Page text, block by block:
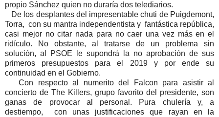
propio Sánchez quien no duraría dos telediarios.
De los desplantes del impresentable chuti de Puigdemont,
Torra, con su mantra independentista y fantástica república,
casi mejor no citar nada para no caer una vez más en el
ridículo. No obstante, al tratarse de un problema sin
solución, al PSOE le supondrá la no aprobación de sus
primeros presupuestos para el 2019 y por ende su
continuidad en el Gobierno.
Con respecto al numerito del Falcon para asistir al
concierto de The Killers, grupo favorito del presidente, son
ganas de provocar al personal. Pura chulería y, a
destiempo, con unas justificaciones que rayan en la